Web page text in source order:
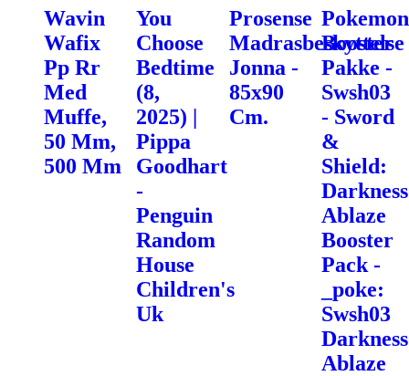
Wavin
Wafix
Pp Rr
Med
Muffe,
50 Mm,
500 Mm
You
Choose
Bedtime
(8,
2025) |
Pippa
Goodhart
-
Penguin
Random
House
Children's
Uk
Prosense
Madrasbeskyttelse
Jonna -
85x90
Cm.
Pokemon
Booster
Pakke -
Swsh03
- Sword
&
Shield:
Darkness
Ablaze
Booster
Pack -
_poke:
Swsh03
Darkness
Ablaze